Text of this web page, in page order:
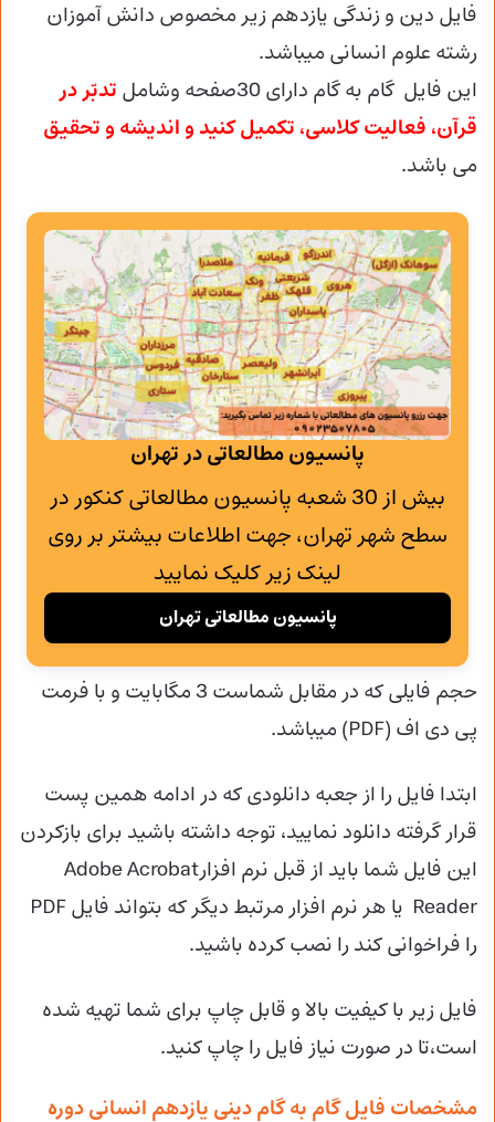
فایل دین و زندگی یازدهم زیر مخصوص دانش آموزان
رشته علوم انسانی میباشد.
این فایل گام به گام دارای 30صفحه وشامل
تدبّر در
قرآن، فعالیت کلاسی، تکمیل کنید و اندیشه و تحقیق
می باشد.
پانسیون مطالعاتی در تهران
بیش از 30 شعبه پانسیون مطالعاتی کنکور در
سطح شهر تهران، جهت اطلاعات بیشتر بر روی
لینک زیر کلیک نمایید
پانسیون مطالعاتی تهران
حجم فایلی که در مقابل شماست 3 مگابایت و با فرمت
پی دی اف (PDF) میباشد.
ابتدا فایل را از جعبه دانلودی که در ادامه همین پست
قرار گرفته دانلود نمایید، توجه داشته باشید برای بازکردن
این فایل شما باید از قبل نرم افزارAdobe Acrobat
را فراخوانی کند را نصب کرده باشید.
فایل زیر با کیفیت بالا و قابل چاپ برای شما تهیه شده
است،تا در صورت نیاز فایل را چاپ کنید.
مشخصات فایل گام به گام دینی یازدهم انسانی دوره